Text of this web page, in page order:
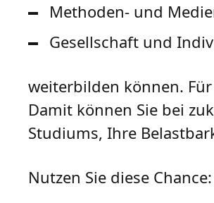
Methoden- und
Gesellschaft und
weiterbilden können.
Damit können Sie bei
Studiums, Ihre
Nutzen Sie diese Chance: